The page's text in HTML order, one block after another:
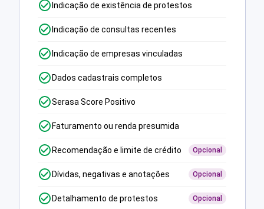
Indicação de existência de protestos
Indicação de consultas recentes
Indicação de empresas vinculadas
Dados cadastrais completos
Serasa Score Positivo
Faturamento ou renda presumida
Recomendação e limite de crédito Opcional
Dívidas, negativas e anotações Opcional
Detalhamento de protestos Opcional